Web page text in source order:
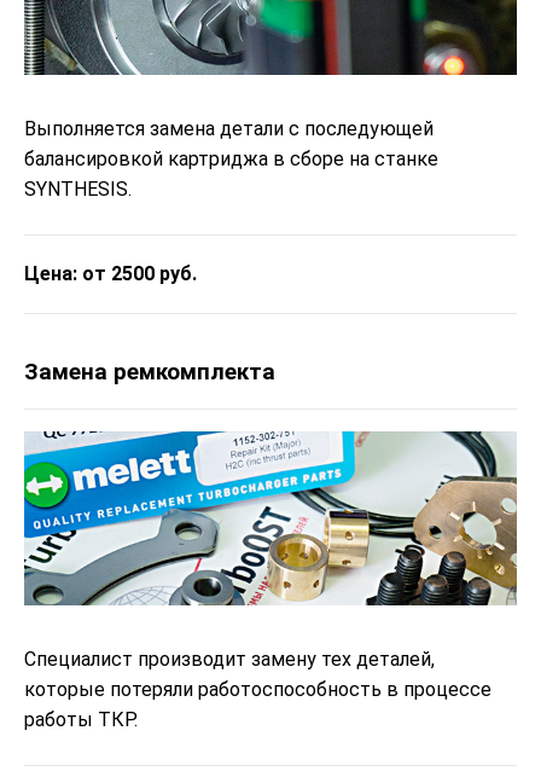
Выполняется замена детали с последующей
балансировкой картриджа в сборе на станке
SYNTHESIS.
Цена: от 2500 руб.
Замена ремкомплекта
Специалист производит замену тех деталей,
которые потеряли работоспособность в процессе
работы ТКР.